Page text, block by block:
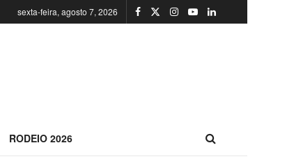
sexta-feira, agosto 7, 2026
RODEIO 2026